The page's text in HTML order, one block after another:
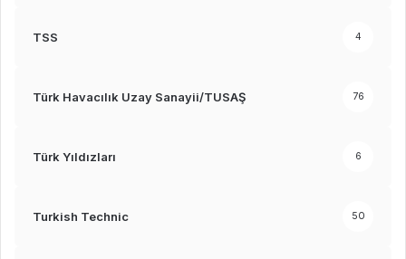
TSS 4
Türk Havacılık Uzay Sanayii/TUSAŞ 76
Türk Yıldızları 6
Turkish Technic 50